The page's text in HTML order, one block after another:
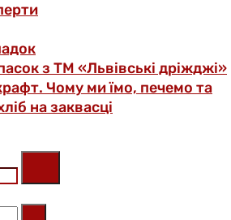
з ТМ «Львівські дріжджі»
Чому ми їмо, печемо та
на заквасці